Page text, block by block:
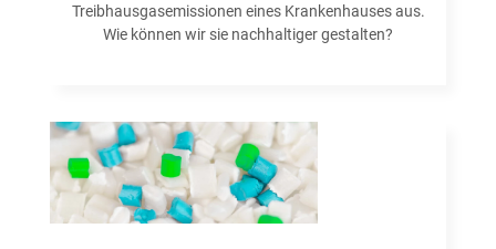
Treibhausgasemissionen eines Krankenhauses aus.
Wie können wir sie nachhaltiger gestalten?